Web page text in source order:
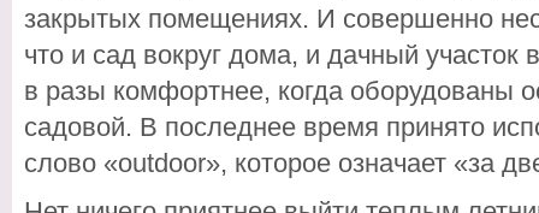
закрытых помещениях. И совершенно
что и сад вокруг дома, и дачный участок
в разы комфортнее, когда
садовой. В последнее время принято
слово «outdoor», которое означает «за